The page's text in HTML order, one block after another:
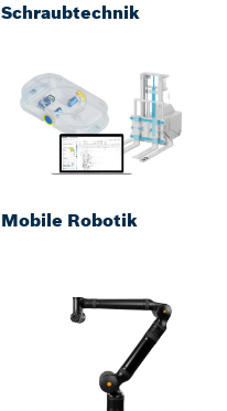
Schraubtechnik
Mobile Robotik